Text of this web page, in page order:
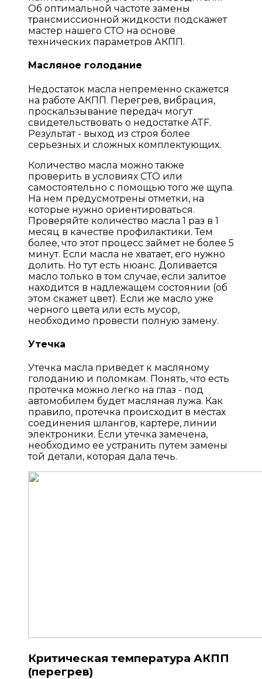
Об оптимальной частоте замены
трансмиссионной жидкости подскажет
мастер нашего СТО на основе
технических параметров АКПП.
Масляное голодание
Недостаток масла непременно скажется
на работе АКПП. Перегрев, вибрация,
проскальзывание передач могут
свидетельствовать о недостатке ATF.
Результат - выход из строя более
серьезных и сложных комплектующих.
Количество масла можно также
проверить в условиях СТО или
самостоятельно с помощью того же щупа.
На нем предусмотрены отметки, на
которые нужно ориентироваться.
Проверяйте количество масла 1 раз в 1
месяц в качестве профилактики. Тем
более, что этот процесс займет не более 5
минут. Если масла не хватает, его нужно
долить. Но тут есть нюанс. Доливается
масло только в том случае, если залитое
находится в надлежащем состоянии (об
этом скажет цвет). Если же масло уже
черного цвета или есть мусор,
необходимо провести полную замену.
Утечка
Утечка масла приведет к масляному
голоданию и поломкам. Понять, что есть
протечка можно легко на глаз - под
автомобилем будет масляная лужа. Как
правило, протечка происходит в местах
соединения шлангов, картере, линии
электроники. Если утечка замечена,
необходимо ее устранить путем замены
той детали, которая дала течь.
Критическая температура АКПП
(перегрев)